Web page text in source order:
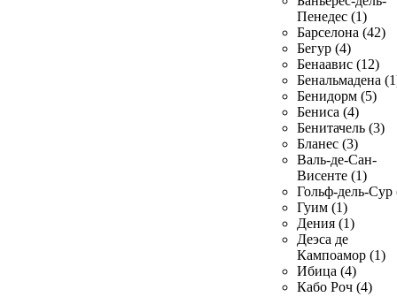
Пенедес (1)
Барселона (42)
Бегур (4)
Бенаавис (12)
Бенальмадена
Бенидорм (5)
Бениса (4)
Бенитачель (3)
Бланес (3)
Валь-де-Сан-
Висенте (1)
Гольф-дель-Сур
Гуим (1)
Дения (1)
Деэса де
Кампоамор (1)
Ибица (4)
Кабо Роч (4)